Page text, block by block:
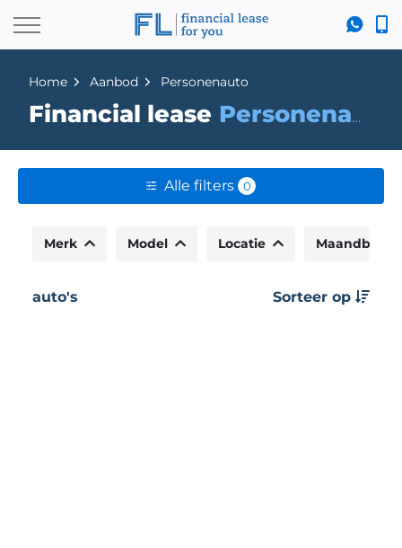
Home Aanbod Personenauto
Financial lease Personenauto
Alle filters 0
Merk Model Locatie
auto's Sorteer op